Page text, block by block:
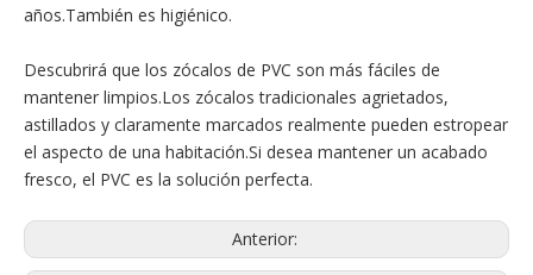
años.También es higiénico.
Descubrirá que los zócalos de PVC son más fáciles de
mantener limpios.Los zócalos tradicionales agrietados,
astillados y claramente marcados realmente pueden estropear
el aspecto de una habitación.Si desea mantener un acabado
fresco, el PVC es la solución perfecta.
Anterior: